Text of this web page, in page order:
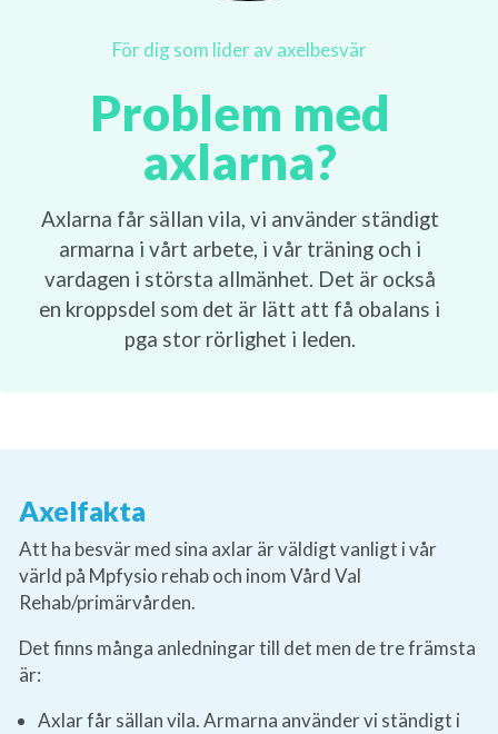
För dig som lider av axelbesvär
Problem med
axlarna?
Axlarna får sällan vila, vi använder ständigt
armarna i vårt arbete, i vår träning och i
vardagen i största allmänhet. Det är också
en kroppsdel som det är lätt att få obalans i
pga stor rörlighet i leden.
Axelfakta
Att ha besvär med sina axlar är väldigt vanligt i vår
värld på Mpfysio rehab och inom Vård Val
Rehab/primärvården.
Det finns många anledningar till det men de tre främsta
är:
Axlar får sällan vila. Armarna använder vi ständigt i